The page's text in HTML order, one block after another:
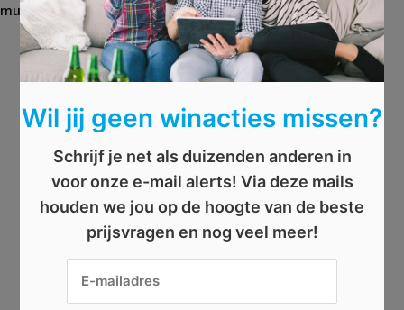
a
g
s
muziekgroep , t-shirt,wateenweek
Wil jij geen winacties missen?
Schrijf je net als duizenden anderen in
voor onze e-mail alerts! Via deze mails
houden we jou op de hoogte van de beste
prijsvragen en nog veel meer!